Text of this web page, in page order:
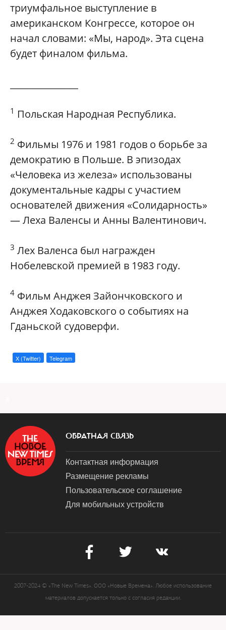
триумфальное выступление в
американском Конгрессе, которое он
начал словами: «Мы, народ». Эта сцена
будет финалом фильма.
1 Польская Народная Республика.
2 Фильмы 1976 и 1981 годов о борьбе за
демократию в Польше. В эпизодах
«Человека из железа» использованы
документальные кадры с участием
основателей движения «Солидарность»
— Леха Валенсы и Анны Валентинович.
3 Лех Валенса был награжден
Нобелевской премией в 1983 году.
4 Фильм Анджея Зайончковского и
Анджея Ходаковского о событиях на
Гданьской судоверфи.
X (Twitter) Telegram
ОБРАТНАЯ СВЯЗЬ
Контактная информация
Размещение рекламы
Пользовательское соглашение
Для мобильных устройств
2007-2024 © «The New Times». ООО «Новые Времена». Любое использование
материалов допускается только с согласия редакции.